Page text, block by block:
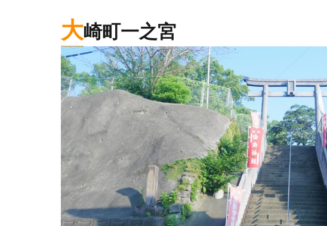
大崎町一之宮